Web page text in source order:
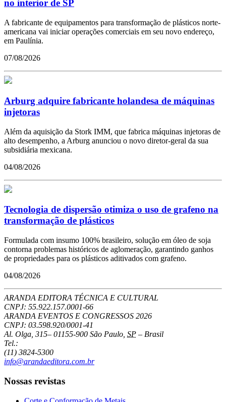
no interior de SP
A fabricante de equipamentos para transformação de plásticos norte-
americana vai iniciar operações comerciais em seu novo endereço,
em Paulínia.
07/08/2026
Arburg adquire fabricante holandesa de máquinas
injetoras
Além da aquisição da Stork IMM, que fabrica máquinas injetoras de
alto desempenho, a Arburg anunciou o novo diretor-geral da sua
subsidiária mexicana.
04/08/2026
Tecnologia de dispersão otimiza o uso de grafeno na
transformação de plásticos
Formulada com insumo 100% brasileiro, solução em óleo de soja
contorna problemas históricos de aglomeração, garantindo ganhos
de propriedades para os plásticos aditivados com grafeno.
04/08/2026
ARANDA EDITORA TÉCNICA E CULTURAL
CNPJ: 55.922.157.0001-66
ARANDA EVENTOS E CONGRESSOS 2026
CNPJ: 03.598.920/0001-41
Al. Olga, 315– 01155-900 São Paulo SP – Brasil
Tel.:
(11) 3824-5300
info@arandaeditora.com.br
Nossas revistas